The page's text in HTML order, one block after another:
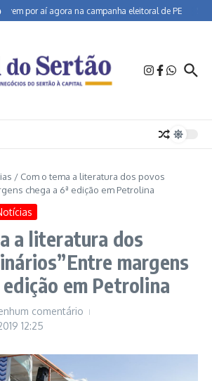
por aí agora na campanha eleitoral de PE
/ Com o tema a literatura dos povos
chega a 6ª edição em Petrolina
a literatura dos
margens
edição em Petrolina
comentário
12:25